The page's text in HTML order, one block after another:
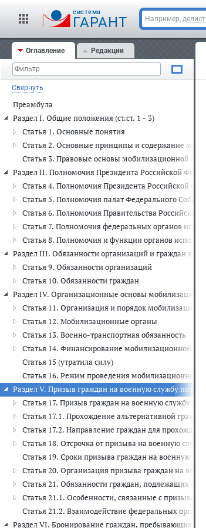
cистема
ГАРАНТ Например,
Оглавление Редакции
Свернуть
Преамбула
Раздел I. Общие положения (ст.ст. 1 - 3)
Статья 1. Основные понятия
Статья 2. Основные принципы и содержание
Статья 3. Правовые основы мобилизационной
Раздел II. Полномочия Президента Российской
Статья 4. Полномочия Президента Российской
Статья 5. Полномочия палат Федерального
Статья 6. Полномочия Правительства Российской
Статья 7. Полномочия федеральных органов
Статья 8. Полномочия и функции органов
Раздел III. Обязанности организаций и граждан в
Статья 9. Обязанности организаций
Статья 10. Обязанности граждан
Раздел IV. Организационные основы
Статья 11. Организация и порядок
Статья 12. Мобилизационные органы
Статья 13. Военно-транспортная обязанность
Статья 14. Финансирование мобилизационной
Статья 15 (утратила силу)
Статья 16. Режим проведения мобилизационной
Раздел V. Призыв граждан на военную службу по
Статья 17. Призыв граждан на военную службу по
Статья 17.1. Прохождение альтернативной
Статья 17.2. Направление граждан для
Статья 18. Отсрочка от призыва на военную
Статья 19. Сроки призыва граждан на военную
Статья 20. Организация призыва граждан на
Статья 21. Обязанности граждан, подлежащих
Статья 21.1. Особенности, связанные с
Статья 21.2. Взаимодействие федеральных
Раздел VI. Бронирование граждан, пребывающих в